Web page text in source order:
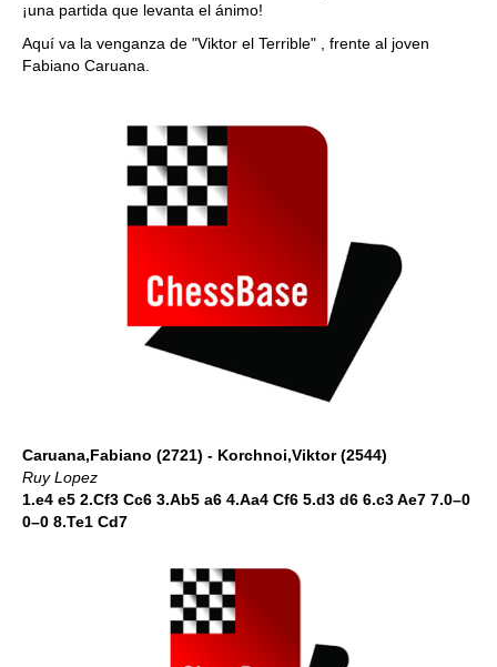
¡una partida que levanta el ánimo!
Aquí va la venganza de "Viktor el Terrible" , frente al joven
Fabiano Caruana.
Caruana,Fabiano (2721) - Korchnoi,Viktor (2544)
Ruy Lopez
1.e4 e5 2.Cf3 Cc6 3.Ab5 a6 4.Aa4 Cf6 5.d3 d6 6.c3 Ae7 7.0–0
0–0 8.Te1 Cd7